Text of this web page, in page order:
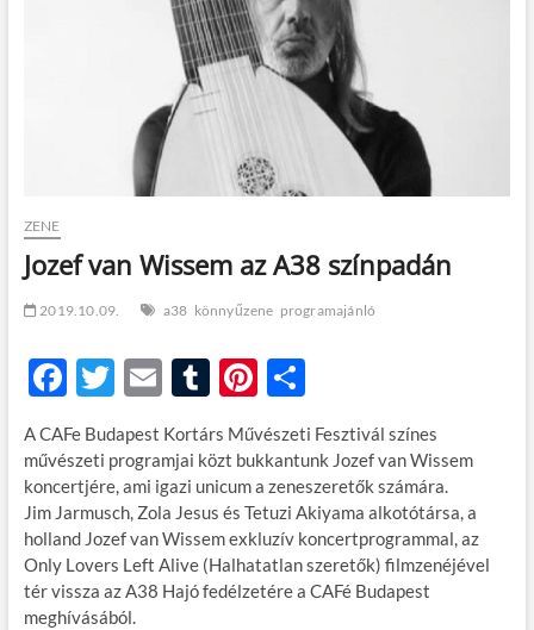
ZENE
Jozef van Wissem az A38 színpadán
2019.10.09. a38 könnyűzene programajánló
F
ac
e
b
o
o
k
T
w
itt
er
E
m
ail
T
u
m
bl
r
Pi
nt
er
es
t
O
ss
za
m
e
g
A CAFe Budapest Kortárs Művészeti Fesztivál színes
művészeti programjai közt bukkantunk Jozef van Wissem
koncertjére, ami igazi unicum a zeneszeretők számára.
Jim Jarmusch, Zola Jesus és Tetuzi Akiyama alkotótársa, a
holland Jozef van Wissem exkluzív koncertprogrammal, az
Only Lovers Left Alive (Halhatatlan szeretők) filmzenéjével
tér vissza az A38 Hajó fedélzetére a CAFé Budapest
meghívásából.